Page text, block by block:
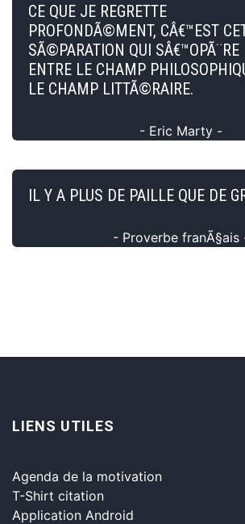
CE QUE JE REGRETTE
PROFONDÃ©MENT, CÂ€™EST
SÃ©PARATION QUI SÂ€™OPÃ¨RE
ENTRE LE CHAMP
LE CHAMP LITTÃ©RAIRE.
- Eric Marty -
IL Y A PLUS DE PAILLE QUE DE
- Proverbe franÃ§ais
LIENS UTILES
Agenda de la motivation
T-Shirt citation
Application Android